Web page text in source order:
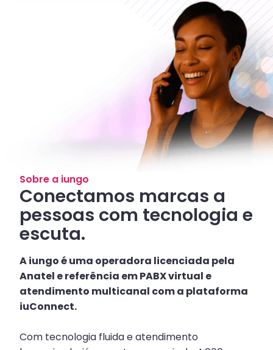
Sobre a iungo
Conectamos marcas a
pessoas com tecnologia e
escuta.
A iungo é uma operadora licenciada pela
Anatel e referência em PABX virtual e
atendimento multicanal com a plataforma
iuConnect.
Com tecnologia fluida e atendimento